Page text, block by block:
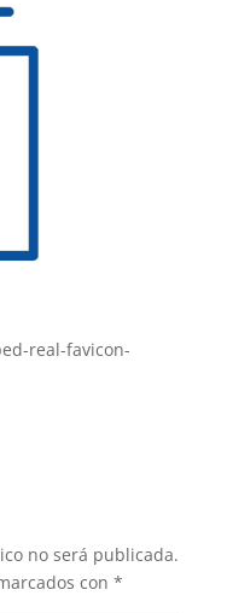
real-favicon-
no será publicada.
con *